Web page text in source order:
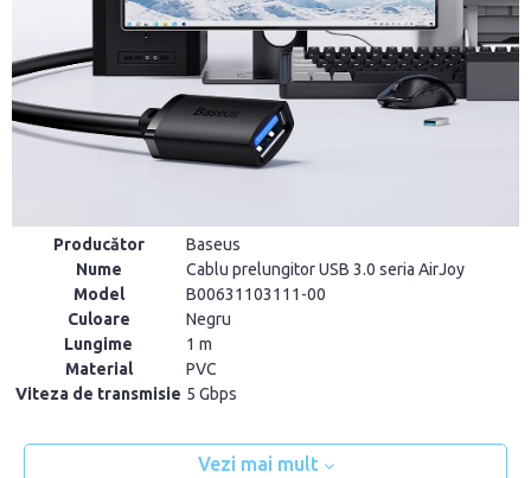
Producător
Baseus
Nume
Cablu prelungitor USB 3.0 seria AirJoy
Model
B00631103111-00
Culoare
Negru
Lungime
1 m
Material
PVC
Viteza de transmisie 5 Gbps
Vezi mai mult